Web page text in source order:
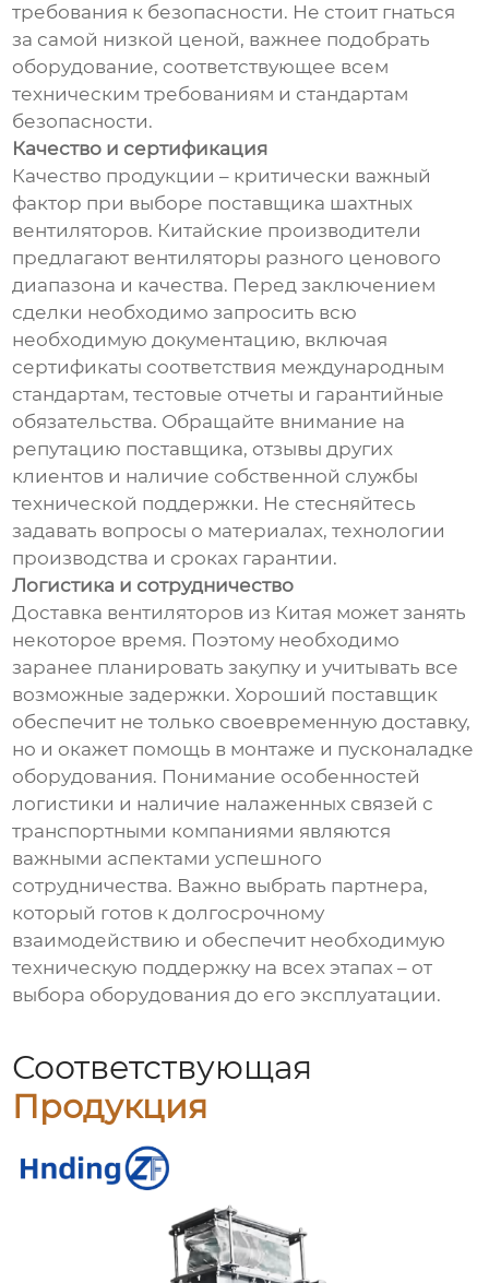
требования к безопасности. Не стоит гнаться
за самой низкой ценой, важнее подобрать
оборудование, соответствующее всем
техническим требованиям и стандартам
безопасности.
Качество и сертификация
Качество продукции – критически важный
фактор при выборе поставщика шахтных
вентиляторов. Китайские производители
предлагают вентиляторы разного ценового
диапазона и качества. Перед заключением
сделки необходимо запросить всю
необходимую документацию, включая
сертификаты соответствия международным
стандартам, тестовые отчеты и гарантийные
обязательства. Обращайте внимание на
репутацию поставщика, отзывы других
клиентов и наличие собственной службы
технической поддержки. Не стесняйтесь
задавать вопросы о материалах, технологии
производства и сроках гарантии.
Логистика и сотрудничество
Доставка вентиляторов из Китая может занять
некоторое время. Поэтому необходимо
заранее планировать закупку и учитывать все
возможные задержки. Хороший поставщик
обеспечит не только своевременную доставку,
но и окажет помощь в монтаже и пусконаладке
оборудования. Понимание особенностей
логистики и наличие налаженных связей с
транспортными компаниями являются
важными аспектами успешного
сотрудничества. Важно выбрать партнера,
который готов к долгосрочному
взаимодействию и обеспечит необходимую
техническую поддержку на всех этапах – от
выбора оборудования до его эксплуатации.
Соответствующая
Продукция